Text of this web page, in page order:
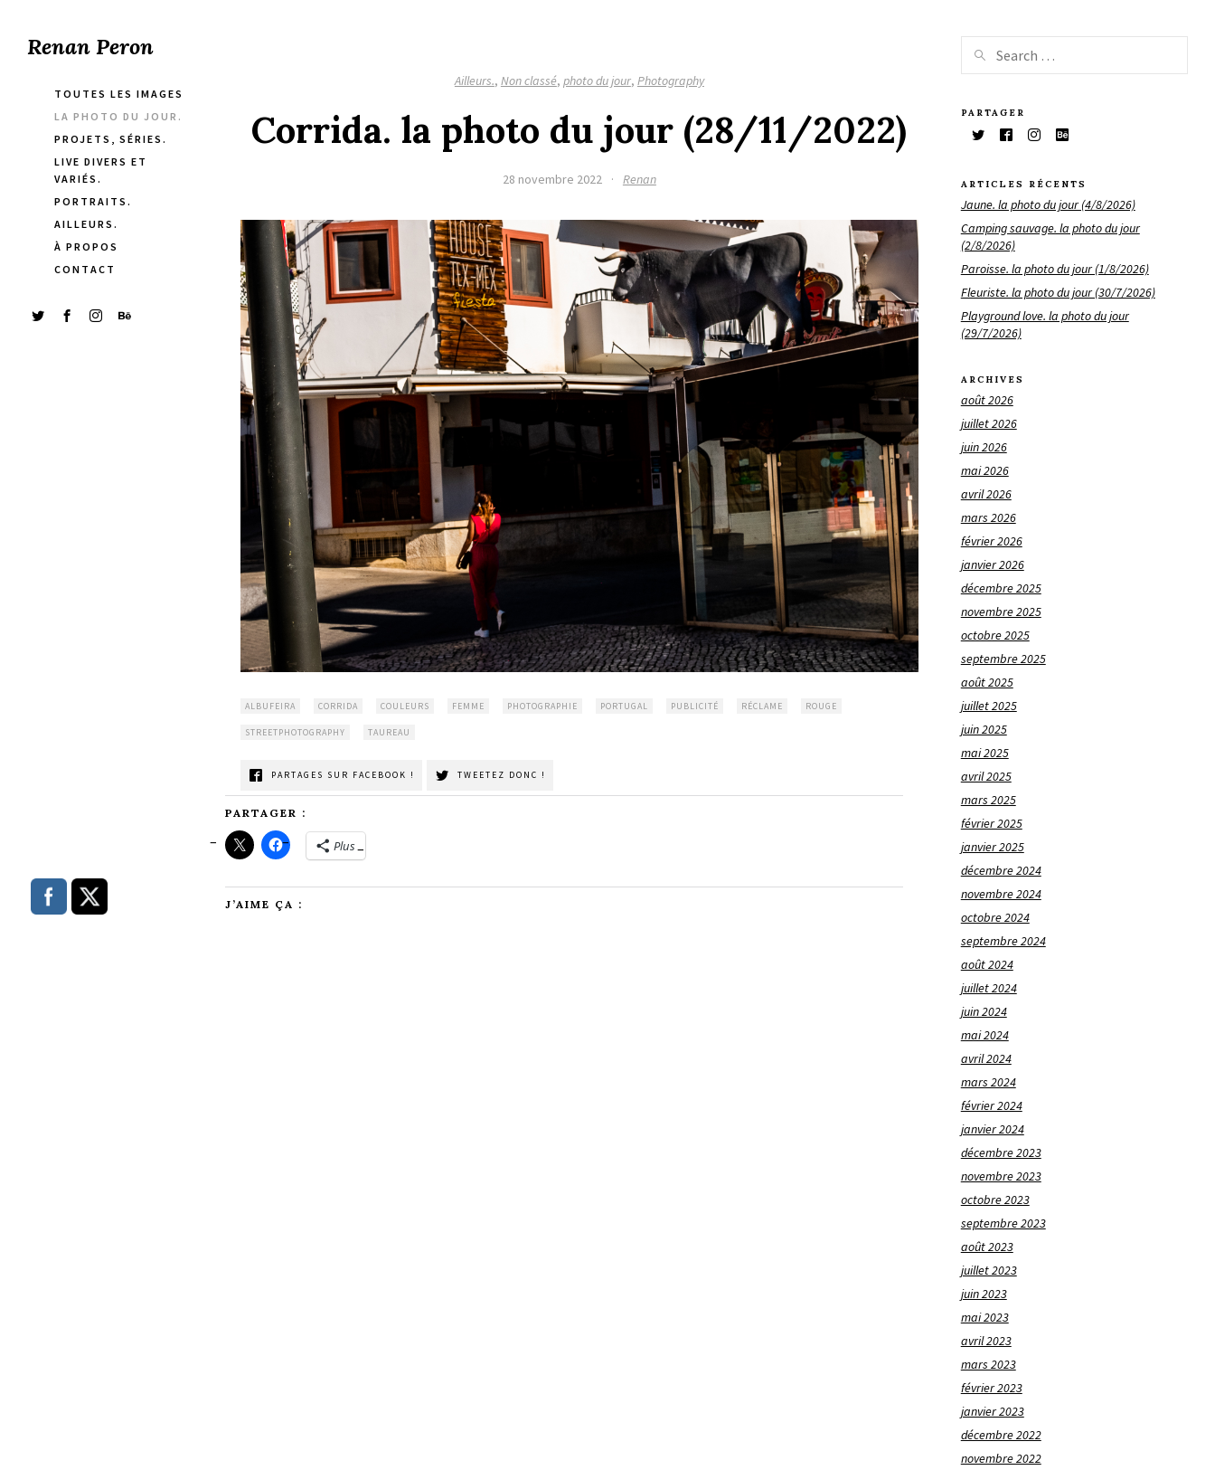
Renan Peron
TOUTES LES IMAGES
LA PHOTO DU JOUR.
PROJETS, SÉRIES.
LIVE DIVERS ET
VARIÉS.
PORTRAITS.
AILLEURS.
À PROPOS
CONTACT
Ailleurs., Non classé, photo du jour, Photography
Corrida. la photo du jour (28/11/2022)
28 novembre 2022 · Renan
ALBUFEIRA CORRIDA COULEURS FEMME PHOTOGRAPHIE PORTUGAL PUBLICITÉ RÉCLAME ROUGE
STREETPHOTOGRAPHY TAUREAU
PARTAGES SUR FACEBOOK ! TWEETEZ DONC !
PARTAGER :
Plus
J’AIME ÇA :
PARTAGER
ARTICLES RÉCENTS
Jaune. la photo du jour (4/8/2026)
Camping sauvage. la photo du jour
(2/8/2026)
Paroisse. la photo du jour (1/8/2026)
Fleuriste. la photo du jour (30/7/2026)
Playground love. la photo du jour
(29/7/2026)
ARCHIVES
août 2026
juillet 2026
juin 2026
mai 2026
avril 2026
mars 2026
février 2026
janvier 2026
décembre 2025
novembre 2025
octobre 2025
septembre 2025
août 2025
juillet 2025
juin 2025
mai 2025
avril 2025
mars 2025
février 2025
janvier 2025
décembre 2024
novembre 2024
octobre 2024
septembre 2024
août 2024
juillet 2024
juin 2024
mai 2024
avril 2024
mars 2024
février 2024
janvier 2024
décembre 2023
novembre 2023
octobre 2023
septembre 2023
août 2023
juillet 2023
juin 2023
mai 2023
avril 2023
mars 2023
février 2023
janvier 2023
décembre 2022
novembre 2022